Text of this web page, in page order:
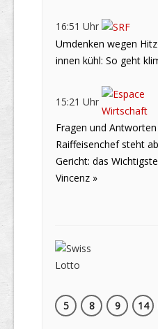
16:51 Uhr
Umdenken wegen
innen kühl: So geht
15:21 Uhr
Fragen und
Raiffeisenchef steht
Gericht: das
Vincenz »
5
8 9 14